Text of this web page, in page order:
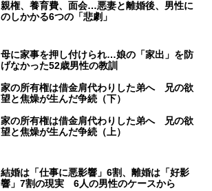
親権、養育費、面会…悪妻と離婚後、男性に
のしかかる6つの「悲劇」
母に家事を押し付けられ…娘の「家出」を防
げなかった52歳男性の教訓
家の所有権は借金肩代わりした弟へ 兄の欲
望と焦燥が生んだ争続（下）
家の所有権は借金肩代わりした弟へ 兄の欲
望と焦燥が生んだ争続（上）
結婚は「仕事に悪影響」6割、離婚は「好影
響」7割の現実 6人の男性のケースから